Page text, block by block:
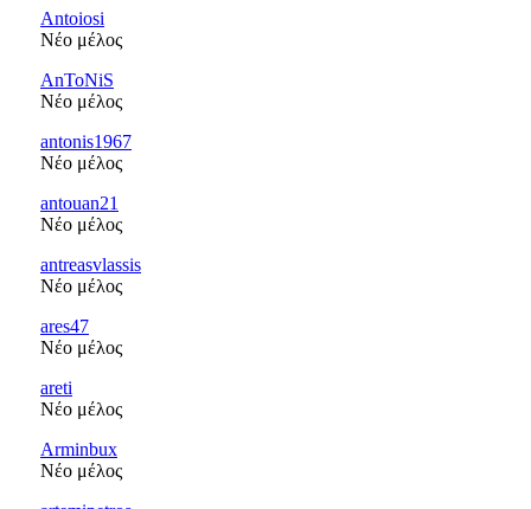
Antoiosi
Νέο μέλος
AnToNiS
Νέο μέλος
antonis1967
Νέο μέλος
antouan21
Νέο μέλος
antreasvlassis
Νέο μέλος
ares47
Νέο μέλος
areti
Νέο μέλος
Arminbux
Νέο μέλος